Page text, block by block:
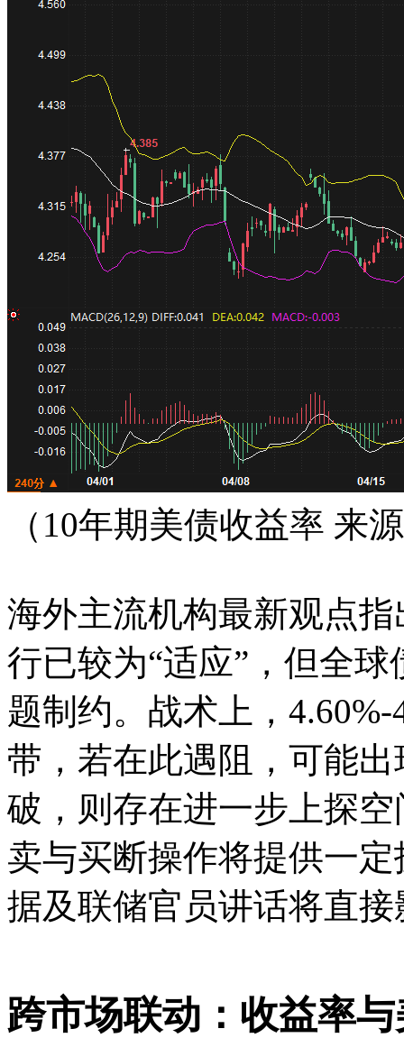
（10年期美债收益率 来
海外主流机构最新观点
行已较为“适应”，但全
题制约。战术上，
带，若在此遇阻，可能
破，则存在进一步上探
卖与买断操作将提供一
据及联储官员讲话将直
跨市场联动：收益率